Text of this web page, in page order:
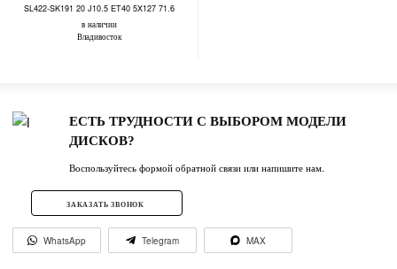
SL422-SK191 20 J10.5 ET40 5X127 71.6
в наличии
Владивосток
ЕСТЬ ТРУДНОСТИ С ВЫБОРОМ МОДЕЛИ
ДИСКОВ?
Воспользуйтесь формой обратной связи или напишите нам.
ЗАКАЗАТЬ ЗВОНОК
WhatsApp Telegram MAX